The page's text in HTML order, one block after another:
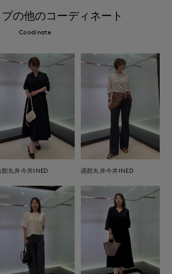
の他のコーディネート
Coodinate
館丸井今井INED 函館丸井今井INED